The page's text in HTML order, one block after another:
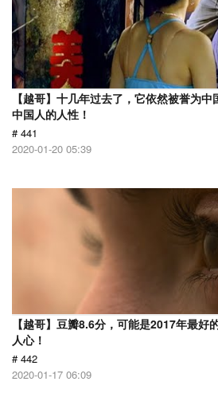
【越哥】十几年过去了，它依然被誉为
中国人的人性！
# 441
2020-01-20 05:39
【越哥】豆瓣8.6分，可能是2017年最好
人心！
# 442
2020-01-17 06:09